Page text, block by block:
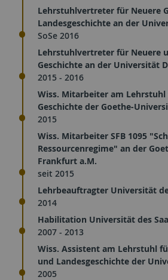
Lehrstuhlvertreter für Neuere
Landesgeschichte an der
SoSe 2016
Lehrstuhlvertreter für Neuere
Geschichte an der Universität
2015 - 2016
Wiss. Mitarbeiter am
Geschichte der Goethe-
2015
Wiss. Mitarbeiter SFB 1095
Ressourcenregime" an der
Frankfurt a.M.
seit 2015
Lehrbeauftragter Universität
2014
Habilitation Universität des
2007 - 2013
Wiss. Assistent am Lehrstuhl
und Landesgeschichte der
2005